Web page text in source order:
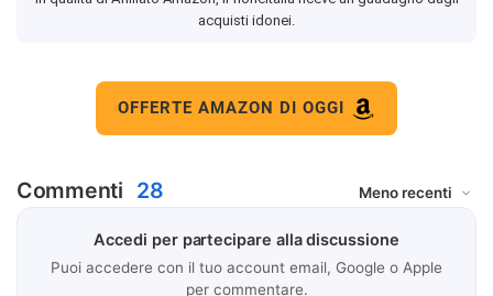
acquisti idonei.
OFFERTE AMAZON DI OGGI
Commenti 28
Accedi per partecipare alla discussione
Puoi accedere con il tuo account email, Google o Apple
per commentare.